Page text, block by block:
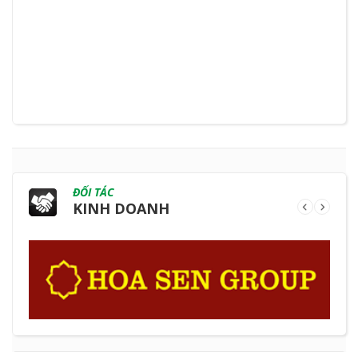
ĐỐI TÁC
KINH DOANH